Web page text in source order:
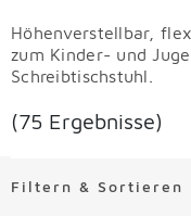
(75 Ergebnisse)
Höhenverstellbar,
zum Kinder- und
Schreibtischstuhl.
Filtern & Sortieren